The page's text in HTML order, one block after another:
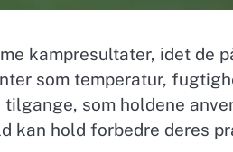
kampresultater, idet de
som temperatur,
som holdene
kan hold forbedre deres